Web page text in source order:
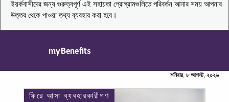
ইয়র্কবাসীদের জন্য গুরুত্বপূর্ণ এই সহায়তা প্রোগ্রামগুলিতে পরিবর্তন আনার সময় আপনার
উত্তর থেকে পাওয়া তথ্য ব্যবহার করা হবে।
myBenefits
শনিবার, ৮ আগস্ট, ২০২৬
ফিরে আসা ব্যবহারকারীগণ